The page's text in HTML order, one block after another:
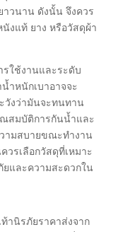
าวนาน ดังนั้น จึงควร
งแท้ ยาง หรือวัสดุผ้า
ใช้งานและระดับ
ำหนักเบาอาจจะ
วังว่ามันจะทนทาน
สมบัติการกันน้ำและ
ามสบายขณะทำงาน
รเลือกวัสดุที่เหมาะ
และความสะดวกใน
านิรภัยราคาส่งจาก